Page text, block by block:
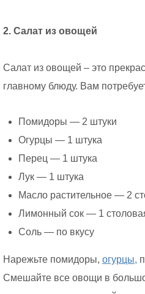
2. Салат из овощей
Салат из овощей – это
главному блюду. Вам
Помидоры — 2 штуки
Огурцы — 1 штука
Перец — 1 штука
Лук — 1 штука
Масло растительное — 2
Лимонный сок — 1
Соль — по вкусу
Нарежьте помидоры, огурцы,
Смешайте все овощи в